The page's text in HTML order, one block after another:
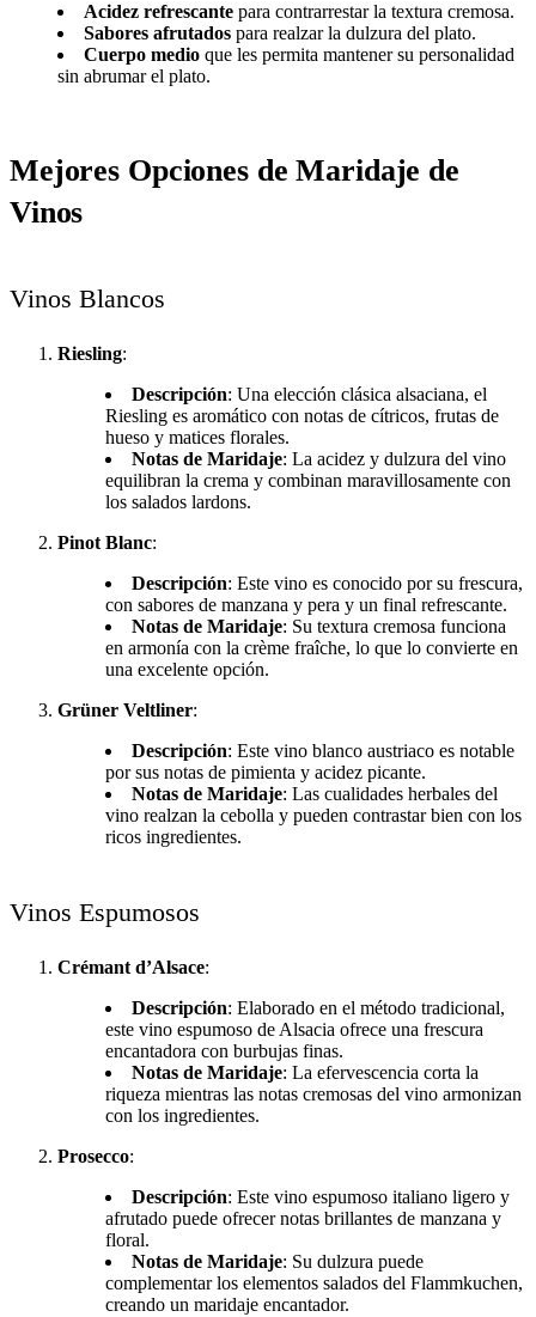
Acidez refrescante para contrarrestar la textura cremosa.
Sabores afrutados para realzar la dulzura del plato.
Cuerpo medio que les permita mantener su personalidad
sin abrumar el plato.
Mejores Opciones de Maridaje de
Vinos
Vinos Blancos
Riesling:
Descripción: Una elección clásica alsaciana, el
Riesling es aromático con notas de cítricos, frutas de
hueso y matices florales.
Notas de Maridaje: La acidez y dulzura del vino
equilibran la crema y combinan maravillosamente con
los salados lardons.
Pinot Blanc:
Descripción: Este vino es conocido por su frescura,
con sabores de manzana y pera y un final refrescante.
Notas de Maridaje: Su textura cremosa funciona
en armonía con la crème fraîche, lo que lo convierte en
una excelente opción.
Grüner Veltliner:
Descripción: Este vino blanco austriaco es notable
por sus notas de pimienta y acidez picante.
Notas de Maridaje: Las cualidades herbales del
vino realzan la cebolla y pueden contrastar bien con los
ricos ingredientes.
Vinos Espumosos
Crémant d’Alsace:
Descripción: Elaborado en el método tradicional,
este vino espumoso de Alsacia ofrece una frescura
encantadora con burbujas finas.
Notas de Maridaje: La efervescencia corta la
riqueza mientras las notas cremosas del vino armonizan
con los ingredientes.
Prosecco:
Descripción: Este vino espumoso italiano ligero y
afrutado puede ofrecer notas brillantes de manzana y
floral.
Notas de Maridaje: Su dulzura puede
complementar los elementos salados del Flammkuchen,
creando un maridaje encantador.